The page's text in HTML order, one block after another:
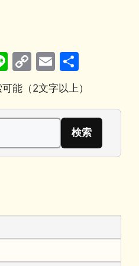
Li
n
e
C
o
p
y
n
E
m
ai
l
有
能（2文字以上）